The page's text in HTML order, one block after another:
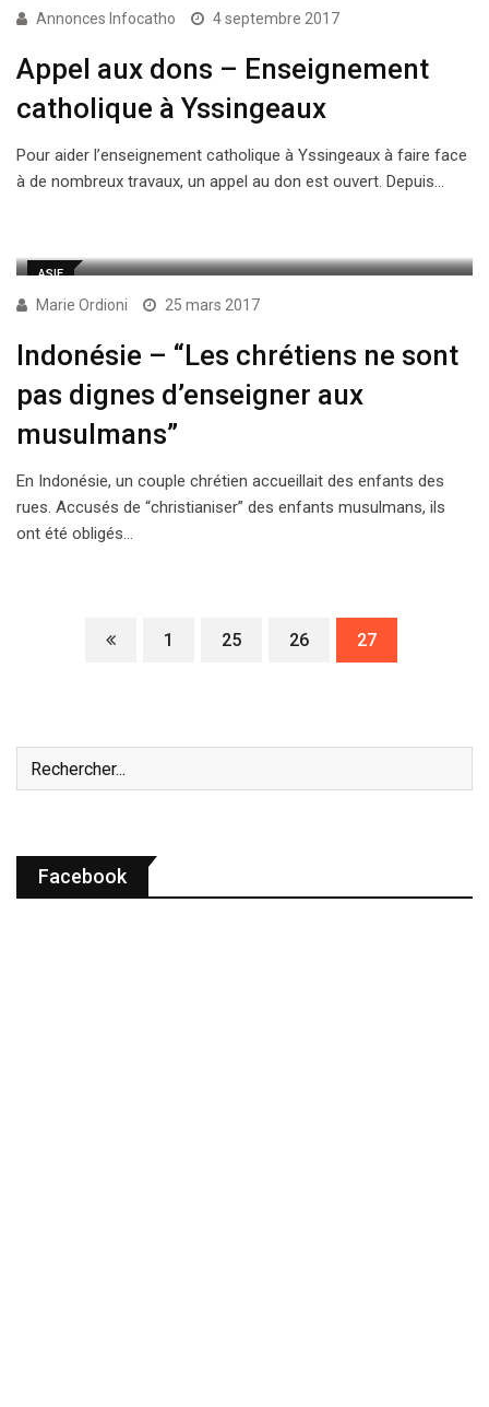
Annonces Infocatho 4 septembre 2017
Appel aux dons – Enseignement
catholique à Yssingeaux
Pour aider l’enseignement catholique à Yssingeaux à faire face
à de nombreux travaux, un appel au don est ouvert. Depuis…
ASIE
Marie Ordioni 25 mars 2017
Indonésie – “Les chrétiens ne sont
pas dignes d’enseigner aux
musulmans”
En Indonésie, un couple chrétien accueillait des enfants des
rues. Accusés de “christianiser” des enfants musulmans, ils
ont été obligés…
1 25 26 27
Facebook